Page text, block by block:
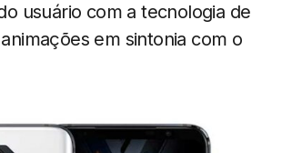
usuário com a tecnologia de
em sintonia com o